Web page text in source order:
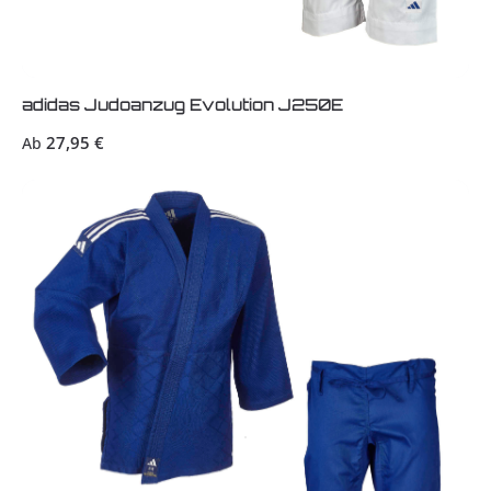
adidas Judoanzug Evolution J250E
Regulärer Preis:
Ab 27,95 €